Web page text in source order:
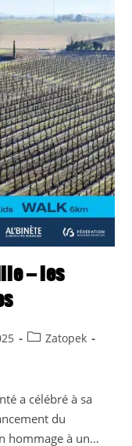
– les
PostZatopek
a célébré à sa
du
hommage à un…